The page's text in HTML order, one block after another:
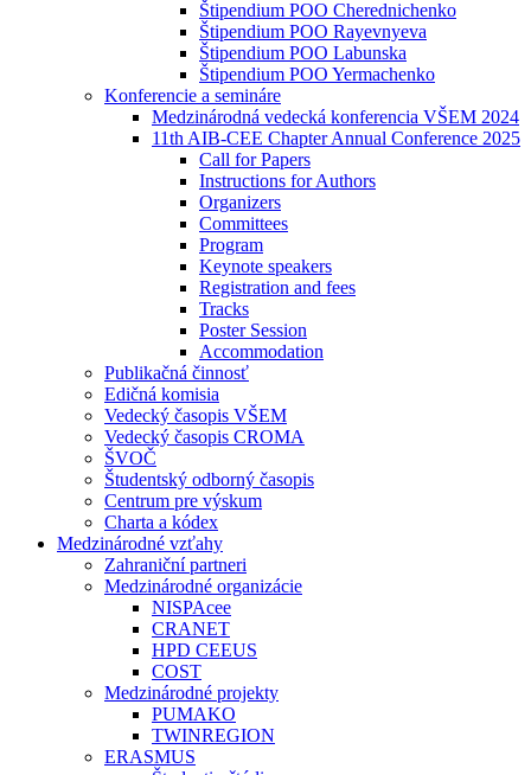
Štipendium POO Cherednichenko
Štipendium POO Rayevnyeva
Štipendium POO Labunska
Štipendium POO Yermachenko
Konferencie a semináre
Medzinárodná vedecká konferencia VŠEM 2024
11th AIB-CEE Chapter Annual Conference 2025
Call for Papers
Instructions for Authors
Organizers
Committees
Program
Keynote speakers
Registration and fees
Tracks
Poster Session
Accommodation
Publikačná činnosť
Edičná komisia
Vedecký časopis VŠEM
Vedecký časopis CROMA
ŠVOČ
Študentský odborný časopis
Centrum pre výskum
Charta a kódex
Medzinárodné vzťahy
Zahraniční partneri
Medzinárodné organizácie
NISPAcee
CRANET
HPD CEEUS
COST
Medzinárodné projekty
PUMAKO
TWINREGION
ERASMUS